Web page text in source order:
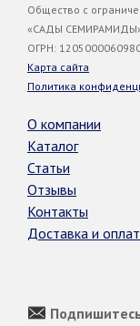
Общество с
«САДЫ
ОГРН:
Карта сайта
Политика
О компании
Каталог
Статьи
Отзывы
Контакты
Доставка и